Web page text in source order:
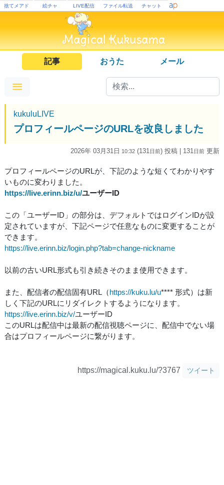
捨てメアド 絵チャ LIVE配信 ファイル転送 チャット
記事 おうた メール
kukuluLIVE
プロフィールページのURLを改良しました
2026年 03月31日 10:32 (131 日前) 投稿 | 131 日前 更新
プロフィールページのURLが、下記のような短くてわかりやす
いものに変わりました。
https://live.erinn.biz/u/ユーザーID
この「ユーザーID」の部分は、デフォルトではログインIDが設
定されていますが、下記ページで任意なものに変更することが
できます。
https://live.erinn.biz/login.php?tab=change-nickname
以前の古いURL形式も引き続きそのまま使用できます。
また、配信者の配信固有URL（https://kuku.lu/u**** 形式）は新
しく下記のURLにリダイレクトするようになります。
https://live.erinn.biz/v/ユーザーID
このURLは配信中は最新の配信視聴ページに、配信中でない場
合はプロフィールページに繋がります。
https://magical.kuku.lu/?3767 ツイート